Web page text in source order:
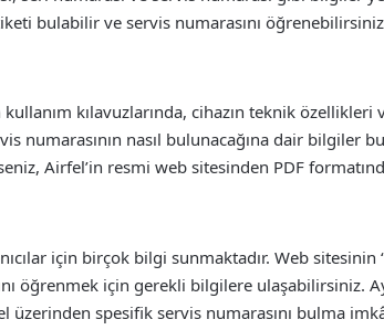
bulabilir ve servis numarasını
kılavuzlarında, cihazın teknik özellikleri
numarasının nasıl bulunacağına dair bilgiler
Airfel’in resmi web sitesinden PDF
için birçok bilgi sunmaktadır. Web sitesinin
öğrenmek için gerekli bilgilere ulaşabilirsiniz.
spesifik servis numarasını bulma